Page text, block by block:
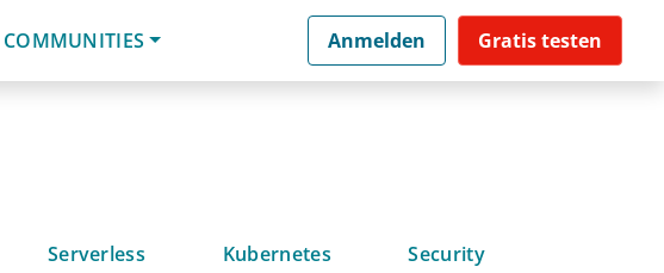
COMMUNITIES Anmelden Gratis testen
Serverless Kubernetes Security